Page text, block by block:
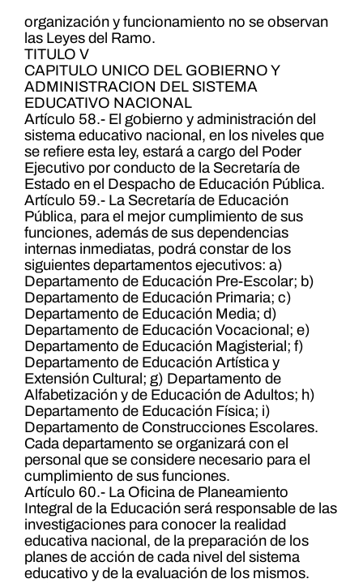
organización y funcionamiento no se observan
las Leyes del Ramo.
TITULO V
CAPITULO UNICO DEL GOBIERNO Y
ADMINISTRACION DEL SISTEMA
EDUCATIVO NACIONAL
Artículo 58.- El gobierno y administración del
sistema educativo nacional, en los niveles que
se refiere esta ley, estará a cargo del Poder
Ejecutivo por conducto de la Secretaría de
Estado en el Despacho de Educación Pública.
Artículo 59.- La Secretaría de Educación
Pública, para el mejor cumplimiento de sus
funciones, además de sus dependencias
internas inmediatas, podrá constar de los
siguientes departamentos ejecutivos: a)
Departamento de Educación Pre-Escolar; b)
Departamento de Educación Primaria; c)
Departamento de Educación Media; d)
Departamento de Educación Vocacional; e)
Departamento de Educación Magisterial; f)
Departamento de Educación Artística y
Extensión Cultural; g) Departamento de
Alfabetización y de Educación de Adultos; h)
Departamento de Educación Física; i)
Departamento de Construcciones Escolares.
Cada departamento se organizará con el
personal que se considere necesario para el
cumplimiento de sus funciones.
Artículo 60.- La Oficina de Planeamiento
Integral de la Educación será responsable de las
investigaciones para conocer la realidad
educativa nacional, de la preparación de los
planes de acción de cada nivel del sistema
educativo y de la evaluación de los mismos.